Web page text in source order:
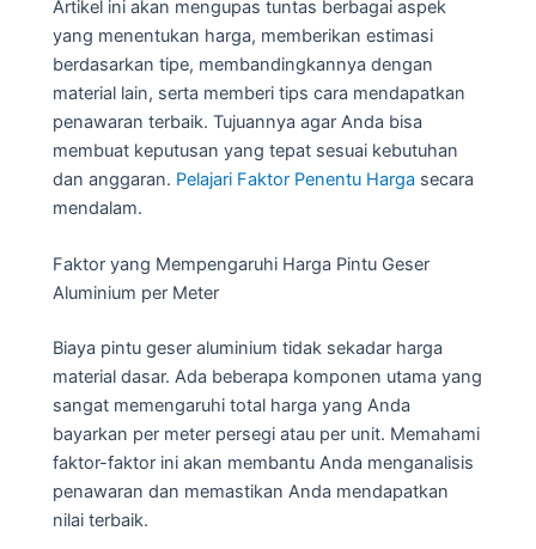
Artikel ini akan mengupas tuntas berbagai aspek
yang menentukan harga, memberikan estimasi
berdasarkan tipe, membandingkannya dengan
material lain, serta memberi tips cara mendapatkan
penawaran terbaik. Tujuannya agar Anda bisa
membuat keputusan yang tepat sesuai kebutuhan
dan anggaran. Pelajari Faktor Penentu Harga secara
mendalam.
Faktor yang Mempengaruhi Harga Pintu Geser
Aluminium per Meter
Biaya pintu geser aluminium tidak sekadar harga
material dasar. Ada beberapa komponen utama yang
sangat memengaruhi total harga yang Anda
bayarkan per meter persegi atau per unit. Memahami
faktor-faktor ini akan membantu Anda menganalisis
penawaran dan memastikan Anda mendapatkan
nilai terbaik.